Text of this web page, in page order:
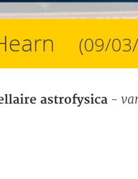
(09/
astrofysica -